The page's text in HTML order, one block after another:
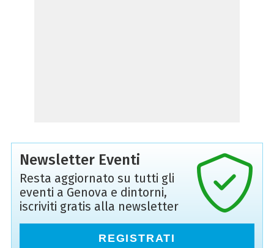
Newsletter Eventi
Resta aggiornato su tutti gli
eventi a Genova e dintorni,
iscriviti gratis alla newsletter
REGISTRATI